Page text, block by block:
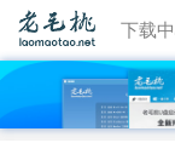
视频教程 下载